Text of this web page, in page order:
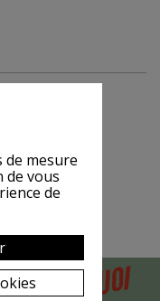
POURQUOI
de mesure
de vous
de